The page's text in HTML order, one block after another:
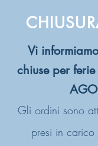
Vi
chiuse per
Gli ordini sono
presi in carico